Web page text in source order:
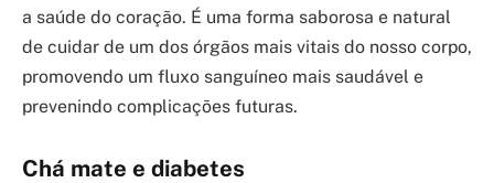
a saúde do coração. É uma forma saborosa e natural
de cuidar de um dos órgãos mais vitais do nosso corpo,
promovendo um fluxo sanguíneo mais saudável e
prevenindo complicações futuras.
Chá mate e diabetes